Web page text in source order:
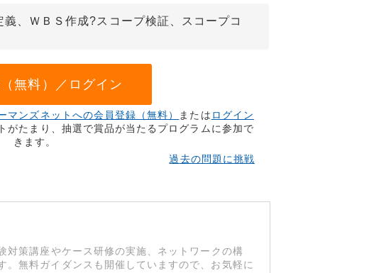
、ＷＢＳ作成?スコープ検証、スコープコ
無料）／ログイン
マンズネットへの会員登録（無料） または ログイン
がたまり、抽選で賞品が当たるプログラムに参加で
きます。
過去の問題に挑戦
対策講座やケース研修の実施、ネットワークの構
。無料ガイダンスも開催していますので、お気軽に